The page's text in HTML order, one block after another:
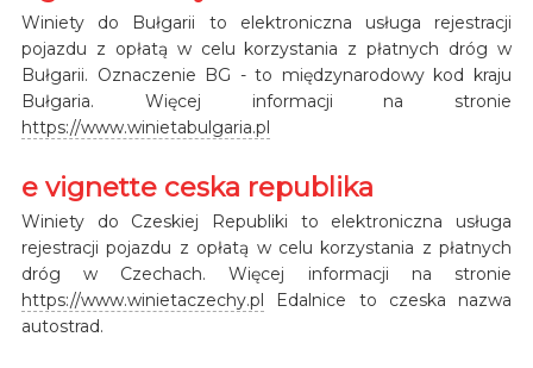
Winiety do Bułgarii to elektroniczna usługa rejestracji
pojazdu z opłatą w celu korzystania z płatnych dróg w
Bułgarii. Oznaczenie BG - to międzynarodowy kod kraju
Bułgaria. Więcej informacji na stronie
https://www.winietabulgaria.pl
e vignette ceska republika
Winiety do Czeskiej Republiki to elektroniczna usługa
rejestracji pojazdu z opłatą w celu korzystania z płatnych
dróg w Czechach. Więcej informacji na stronie
https://www.winietaczechy.pl Edalnice to czeska nazwa
autostrad.